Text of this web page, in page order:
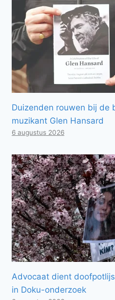
Duizenden rouwen bij de
muzikant Glen Hansard
6 augustus 2026
Advocaat dient
in Doku-onderzoek